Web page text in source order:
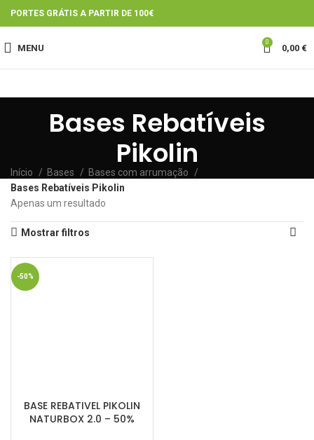
PORTES GRÁTIS A PARTIR DE 100€
MENU
0
0,00 €
Bases Rebatíveis
Pikolin
Início Bases
Bases com arrumação
Bases Rebatíveis Pikolin
Apenas um resultado
Mostrar filtros
-50%
BASE REBATIVEL PIKOLIN
NATURBOX 2.0 – 50%